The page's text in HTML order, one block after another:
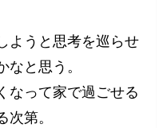
ようと思考を巡らせ
なと思う。
なって家で過ごせる
次第。